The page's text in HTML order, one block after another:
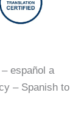
español a
– Spanish to